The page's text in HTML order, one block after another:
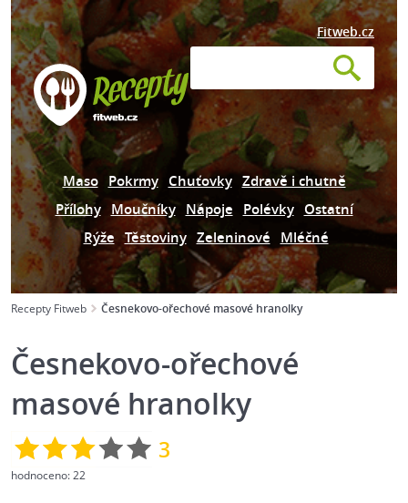
Fitweb.cz
Maso Pokrmy Chuťovky Zdravě i chutně
Přílohy Moučníky Nápoje Polévky Ostatní
Rýže Těstoviny Zeleninové Mléčné
Recepty Fitweb Česnekovo-ořechové masové hranolky
Česnekovo-ořechové
masové hranolky
3
hodnoceno:22